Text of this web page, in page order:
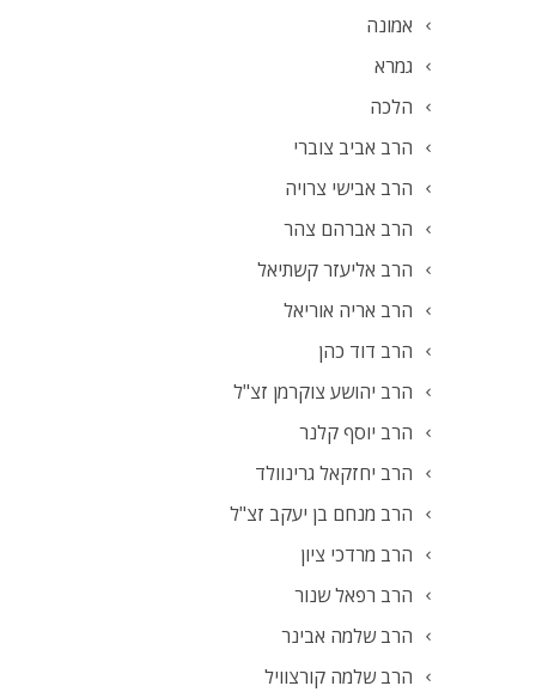
אמונה
גמרא
הלכה
הרב אביב צוברי
הרב אבישי צרויה
הרב אברהם צהר
הרב אליעזר קשתיאל
הרב אריה אוריאל
הרב דוד כהן
הרב יהושע צוקרמן זצ"ל
הרב יוסף קלנר
הרב יחזקאל גרינוולד
הרב מנחם בן יעקב זצ"ל
הרב מרדכי ציון
הרב רפאל שנור
הרב שלמה אבינר
הרב שלמה קורצוויל